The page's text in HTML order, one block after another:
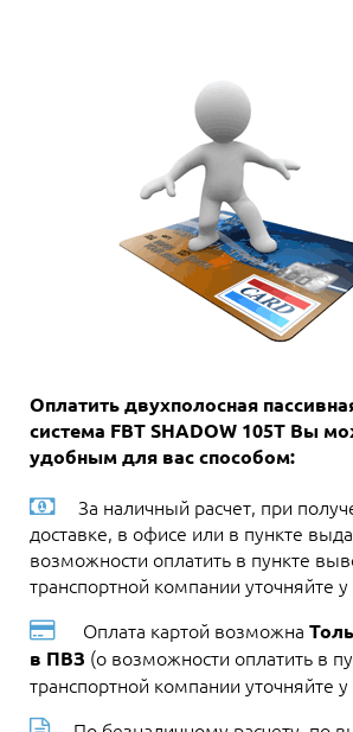
Оплатить двухполосная
система FBT SHADOW 105T Вы
удобным для вас способом:
За наличный расчет, при
доставке, в офисе или в пункте
возможности оплатить в пункте
транспортной компании уточняйте
Оплата картой возможна
в ПВЗ (о возможности оплатить в
транспортной компании уточняйте